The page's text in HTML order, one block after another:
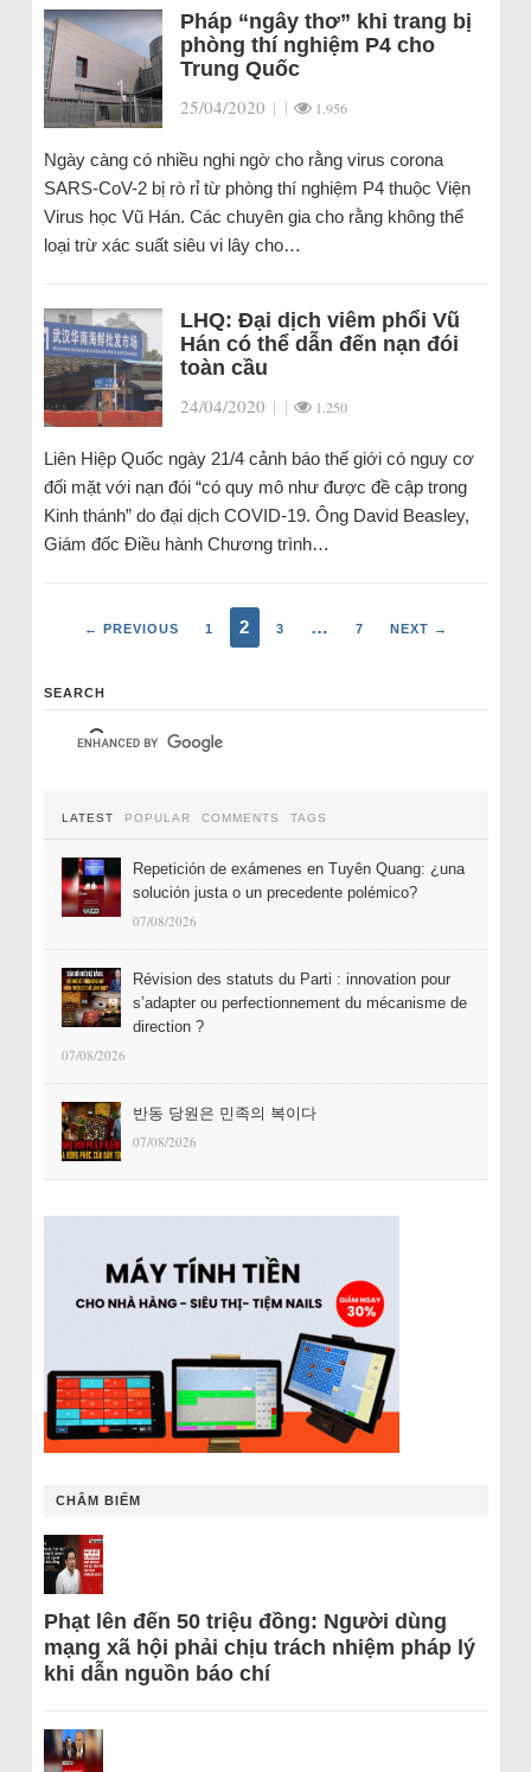
Pháp “ngây thơ” khi trang bị
phòng thí nghiệm P4 cho
Trung Quốc
25/04/2020 | | 1.956
Ngày càng có nhiều nghi ngờ cho rằng virus corona
SARS-CoV-2 bị rò rỉ từ phòng thí nghiệm P4 thuộc Viện
Virus học Vũ Hán. Các chuyên gia cho rằng không thể
loại trừ xác suất siêu vi lây cho…
LHQ: Đại dịch viêm phổi Vũ
Hán có thể dẫn đến nạn đói
toàn cầu
24/04/2020 | | 1.250
Liên Hiệp Quốc ngày 21/4 cảnh báo thế giới có nguy cơ
đối mặt với nạn đói “có quy mô như được đề cập trong
Kinh thánh” do đại dịch COVID-19. Ông David Beasley,
Giám đốc Điều hành Chương trình…
← PREVIOUS 1 2 3 … 7 NEXT →
SEARCH
LATEST POPULAR COMMENTS TAGS
Repetición de exámenes en Tuyên Quang: ¿una
solución justa o un precedente polémico?
07/08/2026
Révision des statuts du Parti : innovation pour
s’adapter ou perfectionnement du mécanisme de
direction ?
07/08/2026
반동 당원은 민족의 복이다
07/08/2026
CHÂM BIẾM
Phạt lên đến 50 triệu đồng: Người dùng
mạng xã hội phải chịu trách nhiệm pháp lý
khi dẫn nguồn báo chí